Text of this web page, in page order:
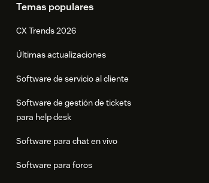
Temas populares
CX Trends 2026
Últimas actualizaciones
Software de servicio al cliente
Software de gestión de tickets
para help desk
Software para chat en vivo
Software para foros